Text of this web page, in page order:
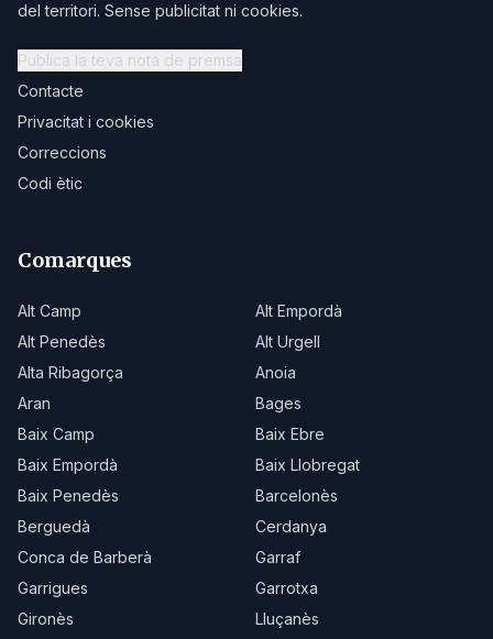
del territori. Sense publicitat ni cookies.
Publica la teva nota de premsa
Contacte
Privacitat i cookies
Correccions
Codi ètic
Comarques
Alt Camp
Alt Empordà
Alt Penedès
Alt Urgell
Alta Ribagorça
Anoia
Aran
Bages
Baix Camp
Baix Ebre
Baix Empordà
Baix Llobregat
Baix Penedès
Barcelonès
Berguedà
Cerdanya
Conca de Barberà
Garraf
Garrigues
Garrotxa
Gironès
Lluçanès